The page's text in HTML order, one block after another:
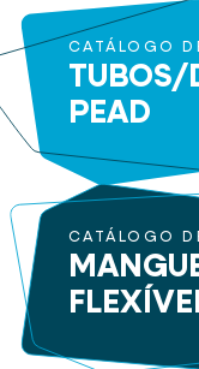
CATÁLOGO
TUBOS/
PEAD
CATÁLOGO